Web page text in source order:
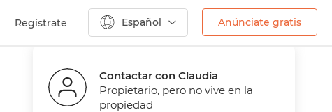
Regístrate Español Anúnciate gratis
Contactar con Claudia
Propietario, pero no vive en la
propiedad